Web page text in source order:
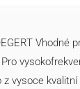
Vhodné
z vysoce